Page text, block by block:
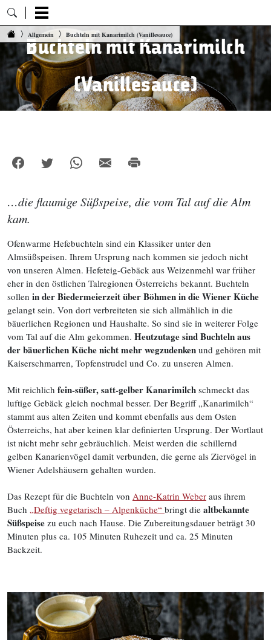
Zum Inhalt springen
Allgemein Buchteln mit Kanarimilch (Vanillesauce)
Buchteln mit Kanarimilch
(Vanillesauce)
…die flaumige Süßspeise, die vom Tal auf die Alm
kam.
Ofenwarme Hefebuchteln sind ein Klassiker unter den
Almsüßspeisen. Ihrem Ursprung nach kommen sie jedoch nicht
von unseren Almen. Hefeteig-Gebäck aus Weizenmehl war früher
eher in den östlichen Talregionen Österreichs bekannt. Buchteln
sollen in der Biedermeierzeit über Böhmen in die Wiener Küche
gelangt sein. Von dort verbreiteten sie sich allmählich in die
bäuerlichen Regionen und Haushalte. So sind sie in weiterer Folge
vom Tal auf die Alm gekommen. Heutzutage sind Buchteln aus
der bäuerlichen Küche nicht mehr wegzudenken und gehören mit
Kaiserschmarren, Topfenstrudel und Co. zu unseren Almen.
Mit reichlich fein-süßer, satt-gelber Kanarimilch schmeckt das
luftige Gebäck gleich nochmal besser. Der Begriff „Kanarimilch“
stammt aus alten Zeiten und kommt ebenfalls aus dem Osten
Österreichs, hat aber keinen klar definierten Ursprung. Der Wortlaut
ist nicht mehr sehr gebräuchlich. Meist werden die schillernd
gelben Kanarienvögel damit verbunden, die gerne als Ziervögel in
Wiener Adelshäusern gehalten wurden.
Das Rezept für die Buchteln von Anne-Katrin Weber aus ihrem
Buch „Deftig vegetarisch – Alpenküche“ bringt die altbekannte
Süßspeise zu euch nach Hause. Die Zubereitungsdauer beträgt 30
Minuten plus ca. 105 Minuten Ruhezeit und ca. 25 Minuten
Backzeit.